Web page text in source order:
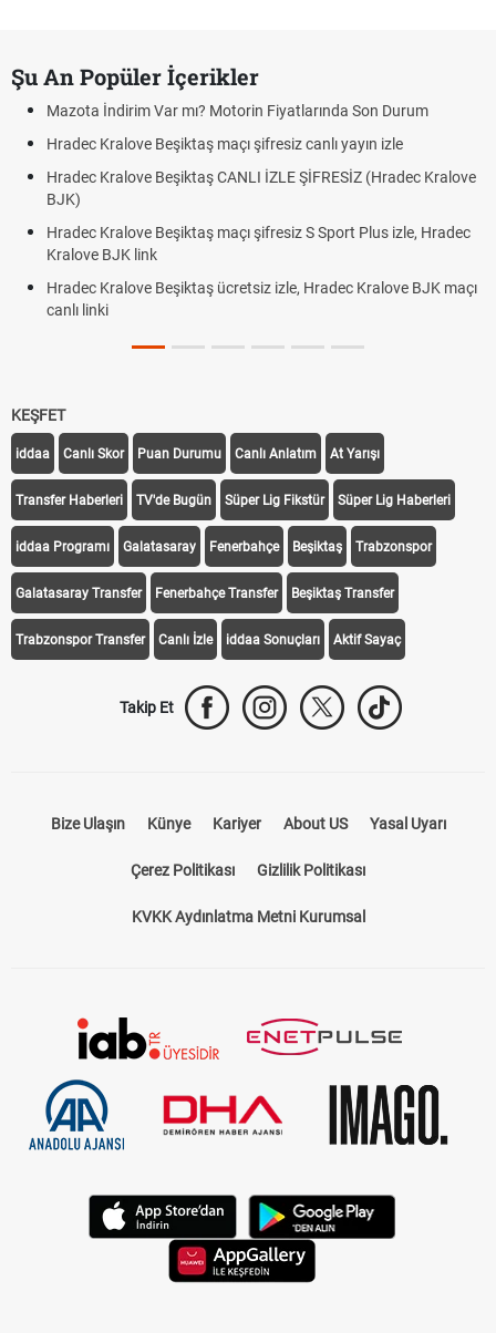
Şu An Popüler İçerikler
Mazota İndirim Var mı? Motorin Fiyatlarında Son Durum
Hradec Kralove Beşiktaş maçı şifresiz canlı yayın izle
Hradec Kralove Beşiktaş CANLI İZLE ŞİFRESİZ (Hradec Kralove
BJK)
Hradec Kralove Beşiktaş maçı şifresiz S Sport Plus izle, Hradec
Kralove BJK link
Hradec Kralove Beşiktaş ücretsiz izle, Hradec Kralove BJK maçı
canlı linki
KEŞFET
iddaa Canlı Skor Puan Durumu Canlı Anlatım At Yarışı
Transfer Haberleri TV'de Bugün Süper Lig Fikstür Süper Lig Haberleri
iddaa Programı Galatasaray Fenerbahçe Beşiktaş Trabzonspor
Galatasaray Transfer Fenerbahçe Transfer Beşiktaş Transfer
Trabzonspor Transfer Canlı İzle iddaa Sonuçları Aktif Sayaç
Takip Et
Bize Ulaşın Künye Kariyer About US Yasal Uyarı
Çerez Politikası Gizlilik Politikası
KVKK Aydınlatma Metni Kurumsal